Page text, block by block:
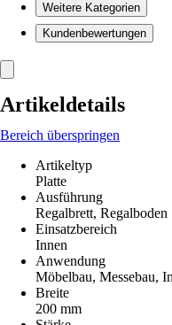
Weitere Kategorien
Kundenbewertungen
Artikeldetails
Bereich überspringen
Artikeltyp
Platte
Ausführung
Regalbrett, Regalboden
Einsatzbereich
Innen
Anwendung
Möbelbau, Messebau,
Breite
200 mm